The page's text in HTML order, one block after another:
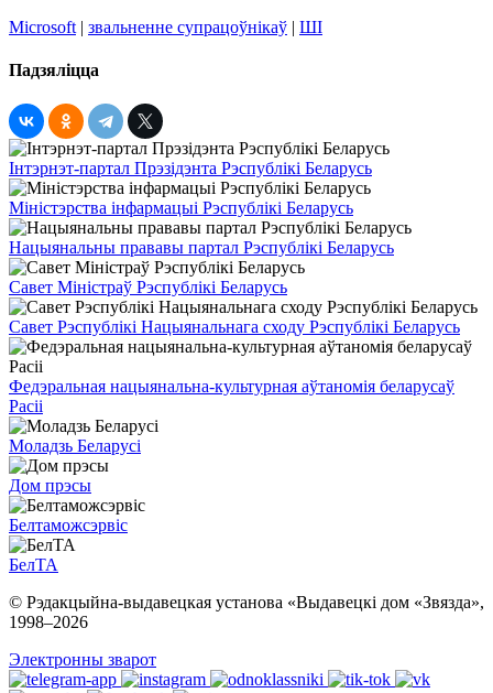
Microsoft | звальненне супрацоўнікаў | ШІ
Падзяліцца
Інтэрнэт-партал Прэзідэнта Рэспублікі Беларусь
Міністэрства інфармацыі Рэспублікі Беларусь
Нацыянальны прававы партал Рэспублікі Беларусь
Савет Міністраў Рэспублікі Беларусь
Савет Рэспублікі Нацыянальнага сходу Рэспублікі Беларусь
Федэральная нацыянальна-культурная аўтаномія беларусаў
Расіі
Моладзь Беларусі
Дом прэсы
Белтаможсэрвіс
БелТА
© Рэдакцыйна-выдавецкая установа «Выдавецкі дом «Звязда»,
1998–2026
Электронны зварот